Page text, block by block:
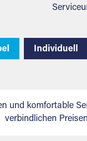
Individuell
und komfortable
verbindlichen